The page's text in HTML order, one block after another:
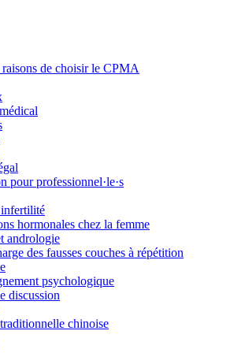
raisons de choisir le CPMA
pour professionnel·le·s
hormonales chez la femme
andrologie
des fausses couches à répétition
psychologique
discussion
chinoise